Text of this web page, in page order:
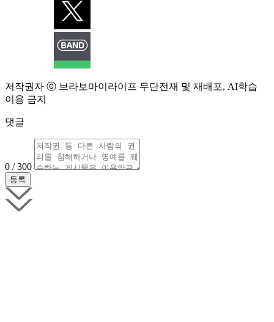
저작권자 ⓒ 브라보마이라이프 무단전재 및 재배포, AI학습
이용 금지
댓글
0 / 300